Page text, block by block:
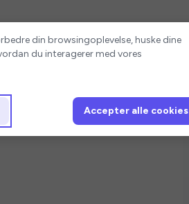
din browsingoplevelse, huske dine
du interagerer med vores
Accepter alle cookies